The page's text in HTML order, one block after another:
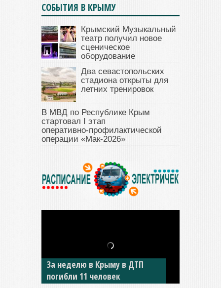
СОБЫТИЯ В КРЫМУ
Крымский Музыкальный
театр получил новое
сценическое
оборудование
Два севастопольских
стадиона открыты для
летних тренировок
В МВД по Республике Крым
стартовал I этап
оперативно‑профилактической
операции «Мак‑2026»
За неделю в Крыму в ДТП
погибли 11 человек
В Джанкое водитель ВАЗа
сбил двух детей на «зебре»